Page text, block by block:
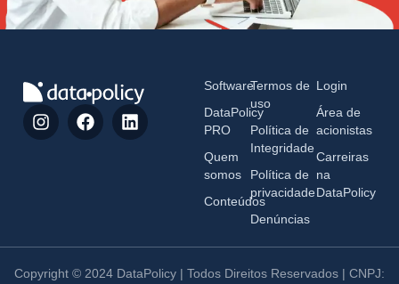
Software
DataPolicy
PRO
Quem
somos
Conteúdos
Termos de
uso
Política de
Integridade
Política de
privacidade
Denúncias
Login
Área de
acionistas
Carreiras
na
DataPolicy
Copyright © 2024 DataPolicy | Todos Direitos Reservados | CNPJ: